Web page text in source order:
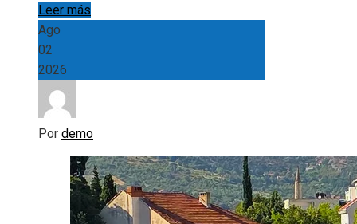
Leer más
Ago
02
2026
Por demo